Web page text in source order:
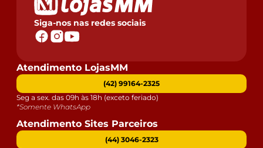
Siga-nos nas redes sociais
Atendimento LojasMM
(42) 99164-2325
Seg a sex. das 09h às 18h (exceto feriado)
*Somente WhatsApp
Atendimento Sites Parceiros
(44) 3046-2323